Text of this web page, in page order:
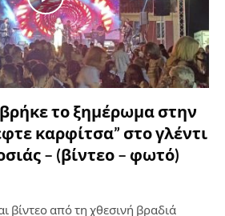
το ξημέρωμα στην
καρφίτσα” στο γλέντι
– (βίντεο – φωτό)
βίντεο από τη χθεσινή βραδιά